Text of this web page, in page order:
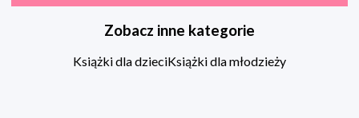
Zobacz inne kategorie
Książki dla dzieciKsiążki dla młodzieży